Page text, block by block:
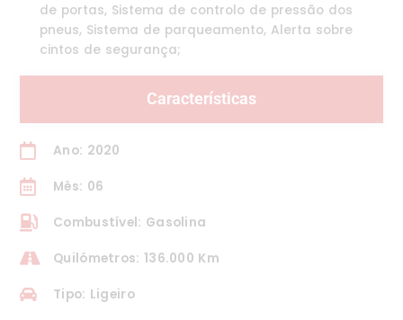
de portas, Sistema de controlo de pressão dos
pneus, Sistema de parqueamento, Alerta sobre
cintos de segurança;
Características
Ano: 2020
Mês: 06
Combustível: Gasolina
Quilómetros: 136.000 Km
Tipo: Ligeiro